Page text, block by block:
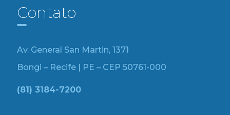
Contato
Av. General San Martin, 1371
Bongi – Recife | PE – CEP 50761-000
(81) 3184-7200